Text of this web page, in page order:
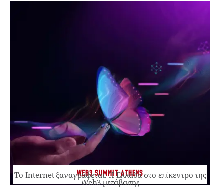
WEB3 SUMMIT ATHENS
Το Internet ξαναγράφεται. Η Ελλάδα στο επίκεντρο της
Web3 μετάβασης